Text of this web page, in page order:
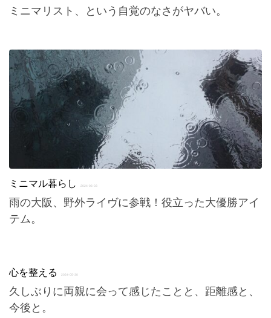
ミニマリスト、という自覚のなさがヤバい。
ミニマル暮らし 2024-06-03
雨の大阪、野外ライヴに参戦！役立った大優勝アイ
テム。
心を整える 2024-05-30
久しぶりに両親に会って感じたことと、距離感と、
今後と。